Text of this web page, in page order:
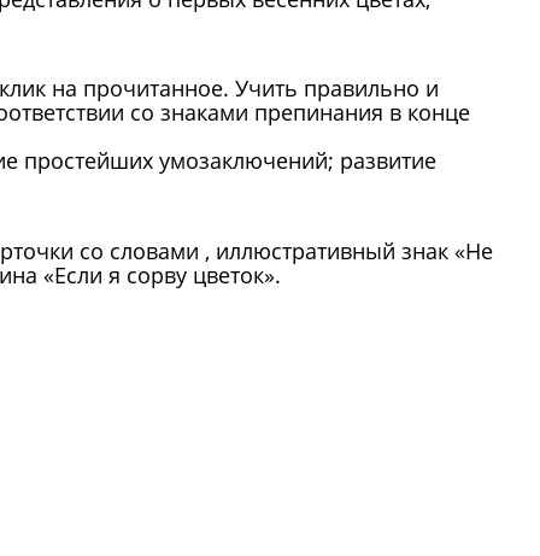
на прочитанное. Учить правильно и
со знаками препинания в конце
простейших умозаключений; развитие
со словами , иллюстративный знак «Не
«Если я сорву цветок».